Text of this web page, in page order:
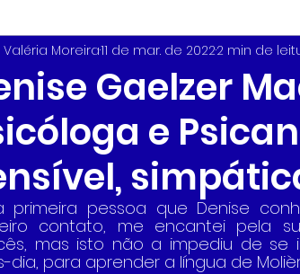
Empreender na França
Gaelzer
e
Valéria Moreira11 de mar. de 20222 min de
primeira pessoa que Denise
contato, me encantei pela
mas isto não a impediu de
dia, para aprender a língua de